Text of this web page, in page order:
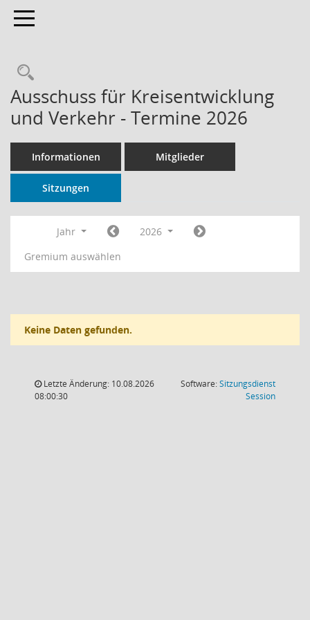
Toggle navigation
Rechercheauswahl
Ausschuss für Kreisentwicklung
und Verkehr - Termine 2026
Informationen Mitglieder
Sitzungen
Jahr
2026
Gremium auswählen
Keine Daten gefunden.
Letzte Änderung: 10.08.2026
08:00:30
Software:Sitzungsdienst
Session(Wird in